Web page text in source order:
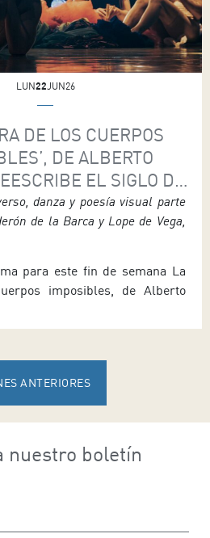
LUN22JUN26
DE LOS CUERPOS
DE ALBERTO
EL SIGLO DE
EN LA SALITA
danza y poesía visual parte
de la Barca y Lope de Vega,
para este fin de semana La
imposibles, de Alberto
espectáculo que reinterpreta el
el […]
ANTERIORES
nuestro boletín